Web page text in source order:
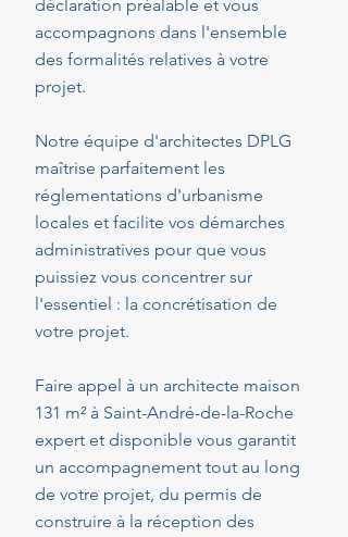
déclaration préalable et vous
accompagnons dans l'ensemble
des formalités relatives à votre
projet.
Notre équipe d'architectes DPLG
maîtrise parfaitement les
réglementations d'urbanisme
locales et facilite vos démarches
administratives pour que vous
puissiez vous concentrer sur
l'essentiel : la concrétisation de
votre projet.
Faire appel à un architecte maison
131 m² à Saint-André-de-la-Roche
expert et disponible vous garantit
un accompagnement tout au long
de votre projet, du permis de
construire à la réception des